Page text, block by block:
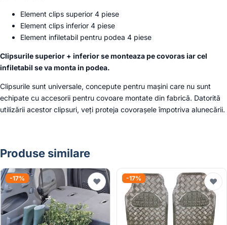
Element clips superior 4 piese
Element clips inferior 4 piese
Element infiletabil pentru podea 4 piese
Clipsurile superior + inferior se monteaza pe covoras iar cel
infiletabil se va monta in podea.
Clipsurile sunt universale, concepute pentru mașini care nu sunt
echipate cu accesorii pentru covoare montate din fabrică. Datorită
utilizării acestor clipsuri, veți proteja covorașele împotriva alunecării.
Produse similare
-17% ♥ -17% ♥